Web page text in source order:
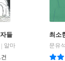
들
알마
최소
문유